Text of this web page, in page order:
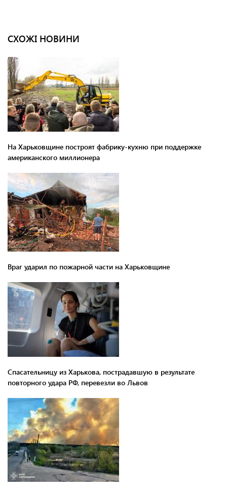
СХОЖІ НОВИНИ
На Харьковщине построят фабрику-кухню при поддержке
американского миллионера
Враг ударил по пожарной части на Харьковщине
Спасательницу из Харькова, пострадавшую в результате
повторного удара РФ, перевезли во Львов